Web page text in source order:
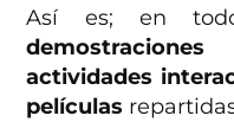
Así es; en
actividades
películas